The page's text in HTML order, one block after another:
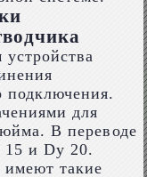
подключения.
для
В переводе
15 и Dy 20.
имеют такие